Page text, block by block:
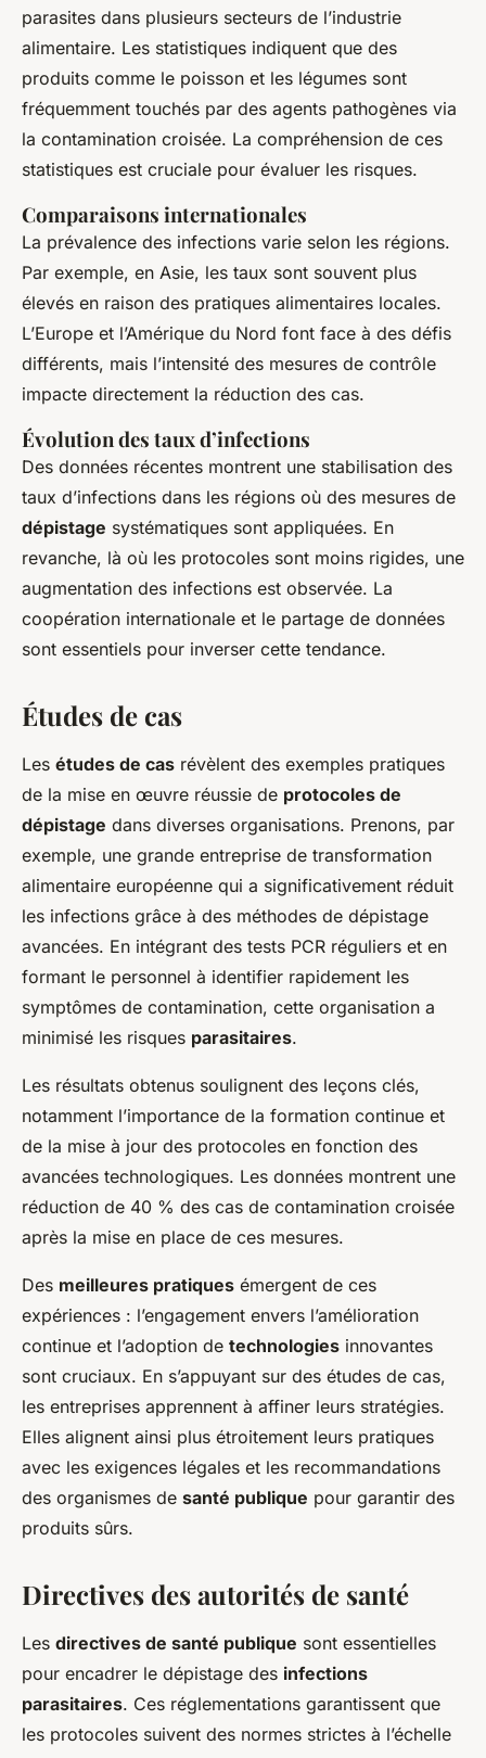
parasites dans plusieurs secteurs de l’industrie
alimentaire. Les statistiques indiquent que des
produits comme le poisson et les légumes sont
fréquemment touchés par des agents pathogènes via
la contamination croisée. La compréhension de ces
statistiques est cruciale pour évaluer les risques.
Comparaisons internationales
La prévalence des infections varie selon les régions.
Par exemple, en Asie, les taux sont souvent plus
élevés en raison des pratiques alimentaires locales.
L’Europe et l’Amérique du Nord font face à des défis
différents, mais l’intensité des mesures de contrôle
impacte directement la réduction des cas.
Évolution des taux d’infections
Des données récentes montrent une stabilisation des
taux d’infections dans les régions où des mesures de
dépistage systématiques sont appliquées. En
revanche, là où les protocoles sont moins rigides, une
augmentation des infections est observée. La
coopération internationale et le partage de données
sont essentiels pour inverser cette tendance.
Études de cas
Les études de cas révèlent des exemples pratiques
de la mise en œuvre réussie de protocoles de
dépistage dans diverses organisations. Prenons, par
exemple, une grande entreprise de transformation
alimentaire européenne qui a significativement réduit
les infections grâce à des méthodes de dépistage
avancées. En intégrant des tests PCR réguliers et en
formant le personnel à identifier rapidement les
symptômes de contamination, cette organisation a
minimisé les risques parasitaires.
Les résultats obtenus soulignent des leçons clés,
notamment l’importance de la formation continue et
de la mise à jour des protocoles en fonction des
avancées technologiques. Les données montrent une
réduction de 40 % des cas de contamination croisée
après la mise en place de ces mesures.
Des meilleures pratiques émergent de ces
expériences : l’engagement envers l’amélioration
continue et l’adoption de technologies innovantes
sont cruciaux. En s’appuyant sur des études de cas,
les entreprises apprennent à affiner leurs stratégies.
Elles alignent ainsi plus étroitement leurs pratiques
avec les exigences légales et les recommandations
des organismes de santé publique pour garantir des
produits sûrs.
Directives des autorités de santé
Les directives de santé publique sont essentielles
pour encadrer le dépistage des infections
parasitaires. Ces réglementations garantissent que
les protocoles suivent des normes strictes à l’échelle